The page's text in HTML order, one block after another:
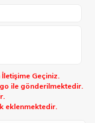
Geçiniz.
ile gönderilmektedir.
eklenmektedir.